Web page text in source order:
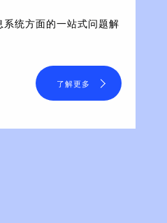
统方面的一站式问题解
了解更多